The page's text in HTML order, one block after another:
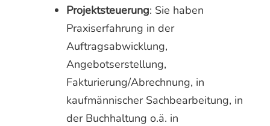
Projektsteuerung: Sie haben
Praxiserfahrung in der
Auftragsabwicklung,
Angebotserstellung,
Fakturierung/Abrechnung, in
kaufmännischer Sachbearbeitung, in
der Buchhaltung o.ä. in